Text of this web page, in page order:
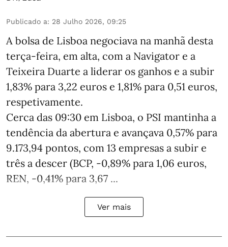
Publicado a: 28 Julho 2026, 09:25
A bolsa de Lisboa negociava na manhã desta
terça-feira, em alta, com a Navigator e a
Teixeira Duarte a liderar os ganhos e a subir
1,83% para 3,22 euros e 1,81% para 0,51 euros,
respetivamente.
Cerca das 09:30 em Lisboa, o PSI mantinha a
tendência da abertura e avançava 0,57% para
9.173,94 pontos, com 13 empresas a subir e
três a descer (BCP, -0,89% para 1,06 euros,
REN, -0,41% para 3,67 ...
Ver mais